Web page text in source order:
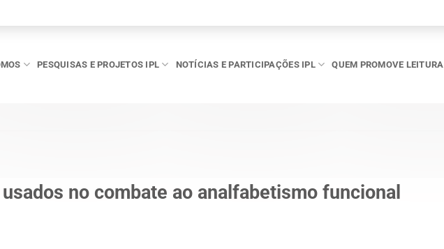
PESQUISAS E PROJETOS IPL NOTÍCIAS E PARTICIPAÇÕES IPL QUEM PROMOVE LEITURA
no combate ao analfabetismo funcional